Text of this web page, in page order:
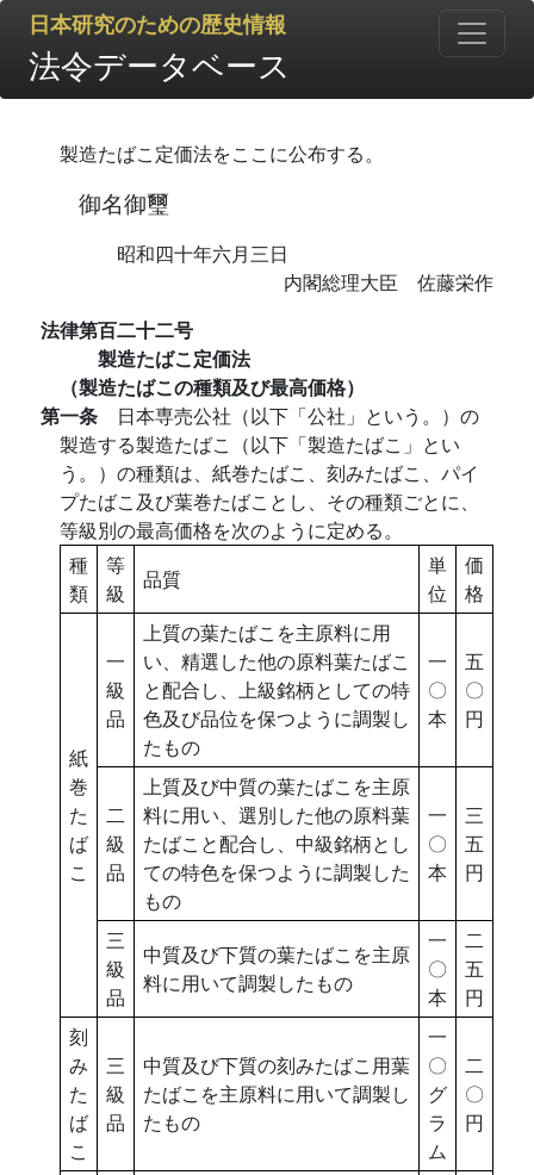
日本研究のための歴史情報
法令データベース
製造たばこ定価法をここに公布する。
御名御璽
昭和四十年六月三日
内閣総理大臣 佐藤栄作
法律第百二十二号
製造たばこ定価法
（製造たばこの種類及び最高価格）
第一条 日本専売公社（以下「公社」という。）の
製造する製造たばこ（以下「製造たばこ」とい
う。）の種類は、紙巻たばこ、刻みたばこ、パイ
プたばこ及び葉巻たばことし、その種類ごとに、
等級別の最高価格を次のように定める。
種
類
等
級
品質
単
位
価
格
紙
巻
た
ば
こ
一
級
品
上質の葉たばこを主原料に用
い、精選した他の原料葉たばこ
と配合し、上級銘柄としての特
色及び品位を保つように調製し
たもの
一
〇
本
五
〇
円
二
級
品
上質及び中質の葉たばこを主原
料に用い、選別した他の原料葉
たばこと配合し、中級銘柄とし
ての特色を保つように調製した
もの
一
〇
本
三
五
円
三
級
品
中質及び下質の葉たばこを主原
料に用いて調製したもの
一
〇
本
二
五
円
刻
み
た
ば
こ
三
級
品
中質及び下質の刻みたばこ用葉
たばこを主原料に用いて調製し
たもの
一
〇
グ
ラ
ム
二
〇
円